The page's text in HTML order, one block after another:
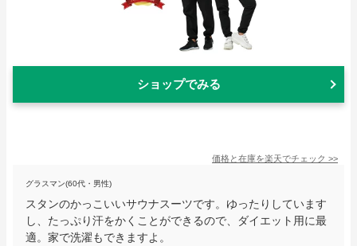
ショップでみる
価格と在庫を楽天でチェック >>
グラスマン(60代・男性)
スタンのかっこいいサウナスーツです。ゆったりしています
し、たっぷり汗をかくことができるので、ダイエット用に最
適。家で洗濯もできますよ。